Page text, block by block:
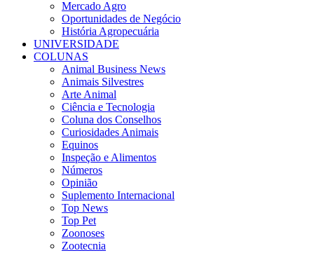
Mercado Agro
Oportunidades de Negócio
História Agropecuária
UNIVERSIDADE
COLUNAS
Animal Business News
Animais Silvestres
Arte Animal
Ciência e Tecnologia
Coluna dos Conselhos
Curiosidades Animais
Equinos
Inspeção e Alimentos
Números
Opinião
Suplemento Internacional
Top News
Top Pet
Zoonoses
Zootecnia